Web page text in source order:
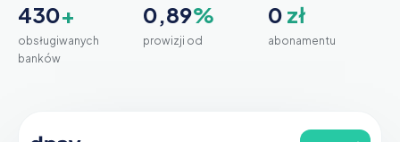
430+
obsługiwanych
banków
0,89%
prowizji od
0 zł
abonamentu